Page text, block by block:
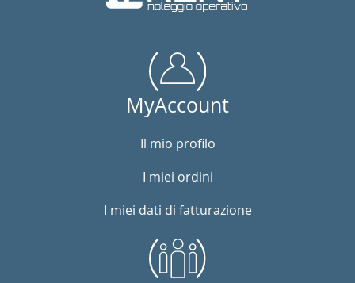
MyAccount
Il mio profilo
I miei ordini
I miei dati di fatturazione